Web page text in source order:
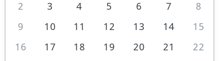
2
3 4 5 6 7
8
9
10 11 12 13 14
15
16
17 18 19 20 21
22